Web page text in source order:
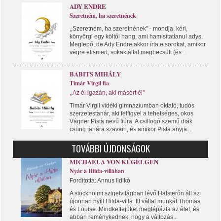
ADY ENDRE
Szeretném, ha szeretnének
,,Szeretném, ha szeretnének" - mondja, kéri,
könyörgi egy költői hang, ami hamisítatlanul adys.
Meglepő, de Ady Endre akkor írta e sorokat, amikor
végre elismert, sokak által megbecsült (és...
BABITS MIHÁLY
Timár Virgil fia
,,Az él igazán, aki másért él"
Timár Virgil vidéki gimnáziumban oktató, tudós
szerzetestanár, aki felfigyel a tehetséges, okos
Vágner Pista nevű fiúra. A csillogó szemű diák
csüng tanára szavain, és amikor Pista anyja...
TOVÁBBI ÚJDONSÁGOK
MICHAELA VON KÜGELGEN
Nyár a Hilda-villában
Fordította: Annus Ildikó
A stockholmi szigetvilágban lévő Halsterőn áll az
újonnan nyílt Hilda-villa. Itt vállal munkát Thomas
és Louise. Mindkettejüket megtépázta az élet, és
abban reménykednek, hogy a változás...